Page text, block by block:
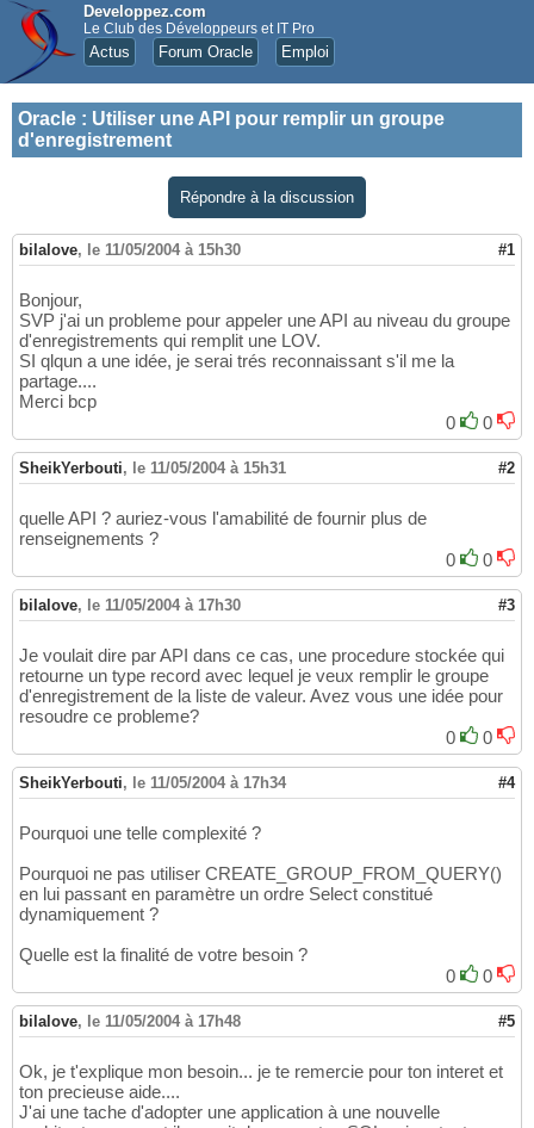
Developpez.com
Le Club des Développeurs et IT Pro
Actus Forum Oracle Emploi
Oracle : Utiliser une API pour remplir un groupe
d'enregistrement
Répondre à la discussion
bilalove, le 11/05/2004 à 15h30 #1
Bonjour,
SVP j'ai un probleme pour appeler une API au niveau du groupe
d'enregistrements qui remplit une LOV.
SI qlqun a une idée, je serai trés reconnaissant s'il me la
partage....
Merci bcp
0
0
SheikYerbouti, le 11/05/2004 à 15h31 #2
quelle API ? auriez-vous l'amabilité de fournir plus de
renseignements ?
0
0
bilalove, le 11/05/2004 à 17h30 #3
Je voulait dire par API dans ce cas, une procedure stockée qui
retourne un type record avec lequel je veux remplir le groupe
d'enregistrement de la liste de valeur. Avez vous une idée pour
resoudre ce probleme?
0
0
SheikYerbouti, le 11/05/2004 à 17h34 #4
Pourquoi une telle complexité ?
Pourquoi ne pas utiliser CREATE_GROUP_FROM_QUERY()
en lui passant en paramètre un ordre Select constitué
dynamiquement ?
Quelle est la finalité de votre besoin ?
0
0
bilalove, le 11/05/2004 à 17h48 #5
Ok, je t'explique mon besoin... je te remercie pour ton interet et
ton precieuse aide....
J'ai une tache d'adopter une application à une nouvelle